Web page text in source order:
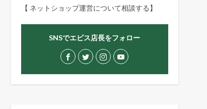
【 ネットショップ運営について相談する 】
SNSでエビス店長をフォロー